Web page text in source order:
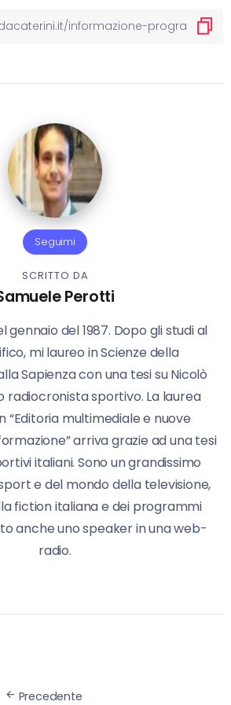
Seguimi
SCRITTO DA
Perotti
gennaio del 1987. Dopo gli studi al
mi laureo in Scienze della
Sapienza con una tesi su Nicolò
radiocronista sportivo. La laurea
“Editoria multimediale e nuove
arriva grazie ad una tesi
italiani. Sono un grandissimo
e del mondo della televisione,
fiction italiana e dei programmi
anche uno speaker in una web-
radio.
Precedente